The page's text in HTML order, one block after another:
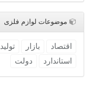
موضوعات لوازم فلزی
اقتصاد بازار تولید
استاندارد
دولت